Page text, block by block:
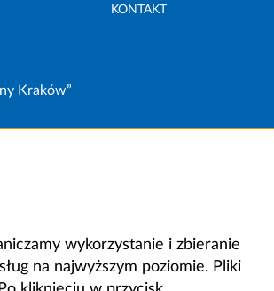
KONTAKT
Kraków”
wykorzystanie i zbieranie
na najwyższym poziomie. Pliki